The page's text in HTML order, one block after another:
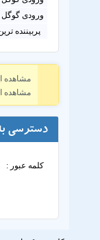
ورودی گوگل
پربیننده
مشاهده
مشاهده
دسترسی
کلمه عبور :